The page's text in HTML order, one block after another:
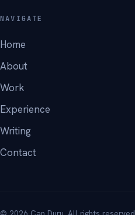
NAVIGATE
Home
About
Work
Experience
Writing
Contact